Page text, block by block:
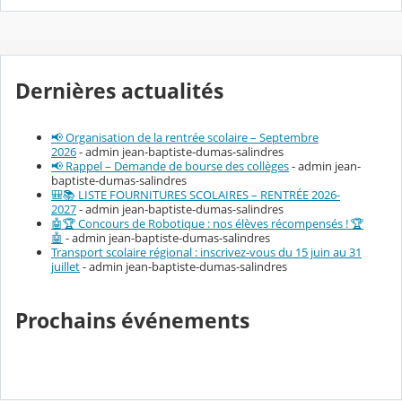
Dernières actualités
📢 Organisation de la rentrée scolaire – Septembre
2026- admin jean-baptiste-dumas-salindres
📢 Rappel – Demande de bourse des collèges- admin jean-
baptiste-dumas-salindres
🎒📚 LISTE FOURNITURES SCOLAIRES – RENTRÉE 2026-
2027- admin jean-baptiste-dumas-salindres
🤖🏆 Concours de Robotique : nos élèves récompensés ! 🏆
🤖 - admin jean-baptiste-dumas-salindres
Transport scolaire régional : inscrivez-vous du 15 juin au 31
juillet- admin jean-baptiste-dumas-salindres
Prochains événements